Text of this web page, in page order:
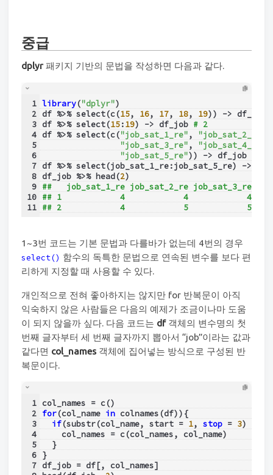
중급
dplyr패키지 기반의 문법을 작성하면 다음과 같다.
1
2
3
4
5
6
7
8
9
10
11
library("dplyr")
df %>% select(c(15, 16, 17, 18, 19)) -> df_job
df %>% select(15:19) -> df_job # 2
df %>% select(c("job_sat_1_re", "job_sat_2_re"
"job_sat_3_re", "job_sat_4_re"
"job_sat_5_re")) -> df_job
df %>% select(job_sat_1_re:job_sat_5_re) ->
df_job %>% head(2)
##   job_sat_1_re job_sat_2_re job_sat_3_re
## 1            4            4            4
## 2            4            5            5
1~3번 코드는 기본 문법과 다를바가 없는데 4번의 경우
select() 함수의 독특한 문법으로 연속된 변수를 보다 편
리하게 지정할 때 사용할 수 있다.
개인적으로 전혀 좋아하지는 않지만 for 반복문이 아직
익숙하지 않은 사람들은 다음의 예제가 조금이나마 도움
이 되지 않을까 싶다. 다음 코드는 df객체의 변수명의 첫
번째 글자부터 세 번째 글자까지 뽑아서 “job”이라는 값과
같다면 col_names 객체에 집어넣는 방식으로 구성된 반
복문이다.
1
2
3
4
5
6
7
col_names = c()
for(col_name in colnames(df)){
if(substr(col_name, start = 1, stop = 3) ==
    col_names = c(col_names, col_name)
  }
}
df_job = df[, col_names]